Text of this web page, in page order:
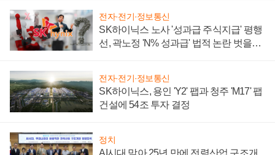
전자·전기·정보통신
SK하이닉스 노사 '성과급 주식지급' 평행
선, 곽노정 'N% 성과급' 법적 논란 벗을지
전자·전기·정보통신
SK하이닉스, 용인 'Y2' 팹과 청주 'M17' 팹
건설에 54조 투자 결정
정치
AI시대 맞아 25년 만에 전력산업 구조개